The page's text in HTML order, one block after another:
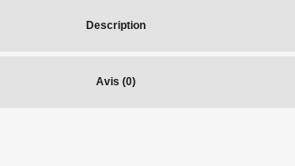
Description
Avis (0)